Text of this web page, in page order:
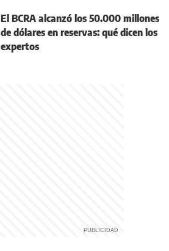
El BCRA alcanzó los 50.000 millones
de dólares en reservas: qué dicen los
expertos